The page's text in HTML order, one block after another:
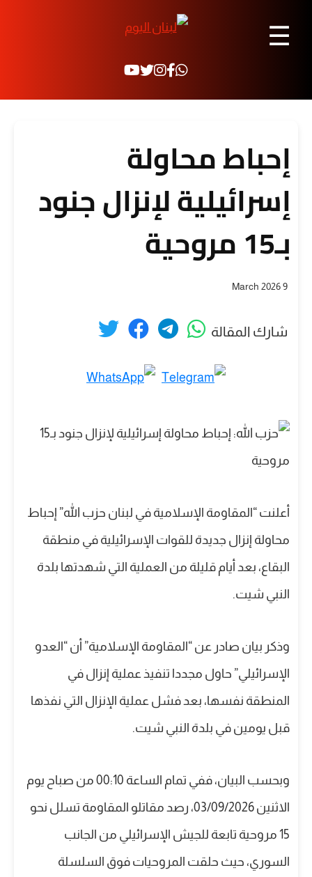
☰
إحباط محاولة
إسرائيلية لإنزال جنود
بـ15 مروحية
9 March 2026
شارك المقالة
أعلنت “المقاومة الإسلامية في لبنان حزب الله” إحباط
محاولة إنزال جديدة للقوات الإسرائيلية في منطقة
البقاع، بعد أيام قليلة من العملية التي شهدتها بلدة
النبي شيت.
وذكر بيان صادر عن “المقاومة الإسلامية” أن “العدو
الإسرائيلي” حاول مجددا تنفيذ عملية إنزال في
المنطقة نفسها، بعد فشل عملية الإنزال التي نفذها
قبل يومين في بلدة النبي شيت.
وبحسب البيان، ففي تمام الساعة 00:10 من صباح يوم
الاثنين 03/09/2026، رصد مقاتلو المقاومة تسلل نحو
15 مروحية تابعة للجيش الإسرائيلي من الجانب
السوري، حيث حلقت المروحيات فوق السلسلة